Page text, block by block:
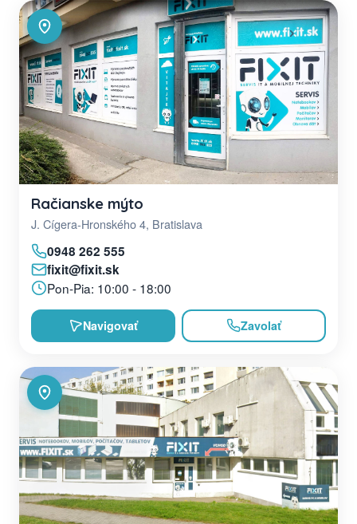
Račianske mýto
J. Cígera-Hronského 4, Bratislava
0948 262 555
fixit@fixit.sk
Pon-Pia: 10:00 - 18:00
Navigovať Zavolať